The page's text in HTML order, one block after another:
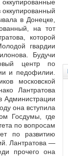
в Донецке,
на тот
которой
гвардии
Будучи
центр по
и педофилии.
московской
Лантратова
Администрации
она вступила
Госдумы, где
по вопросам
по развитию
Лантратова —
прочего она